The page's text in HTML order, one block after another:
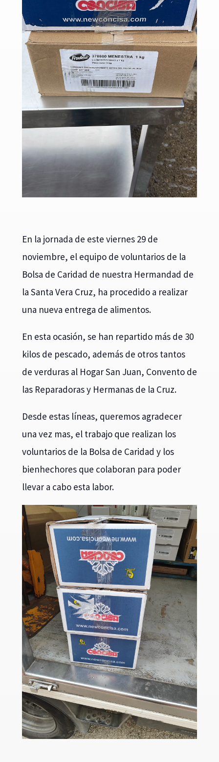
En la jornada de este viernes 29 de
noviembre, el equipo de voluntarios de la
Bolsa de Caridad de nuestra Hermandad de
la Santa Vera Cruz, ha procedido a realizar
una nueva entrega de alimentos.
En esta ocasión, se han repartido más de 30
kilos de pescado, además de otros tantos
de verduras al Hogar San Juan, Convento de
las Reparadoras y Hermanas de la Cruz.
Desde estas líneas, queremos agradecer
una vez mas, el trabajo que realizan los
voluntarios de la Bolsa de Caridad y los
bienhechores que colaboran para poder
llevar a cabo esta labor.